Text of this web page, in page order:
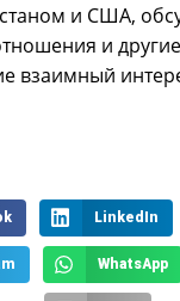
и США,
и
взаимный
LinkedIn
WhatsApp